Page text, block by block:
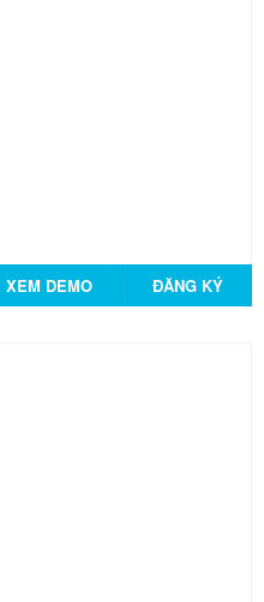
XEM DEMO ĐĂNG KÝ